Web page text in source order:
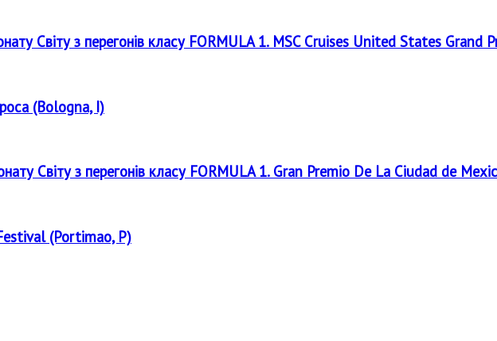
Світу з перегонів класу FORMULA 1. MSC Cruises United States Grand
(Bologna, I)
Світу з перегонів класу FORMULA 1. Gran Premio De La Ciudad de
(Portimao, P)